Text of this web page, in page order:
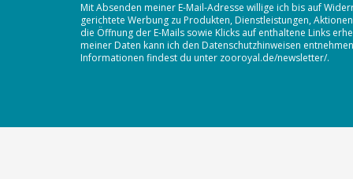
Mit Absenden meiner E-Mail-Adresse willige ich bis auf
gerichtete Werbung zu Produkten, Dienstleistungen,
die Öffnung der E-Mails sowie Klicks auf enthaltene Links
meiner Daten kann ich den Datenschutzhinweisen
Informationen findest du unter zooroyal.de/newsletter/.